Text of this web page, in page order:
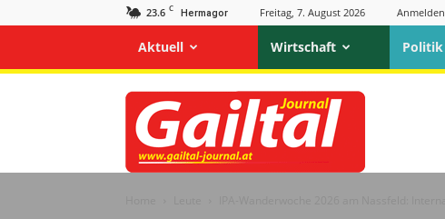
23.6 C Hermagor Freitag, 7. August 2026 Anmelden
Aktuell Wirtschaft Politik
Gailtal
Journal